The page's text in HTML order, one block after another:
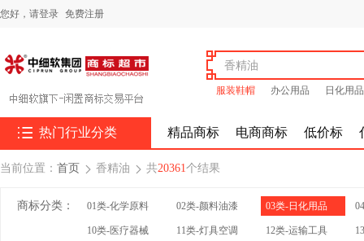
您好， 请登录 免费注册
服装鞋帽 办公用品 日化用品
 热门行业分类 精品商标 电商商标 低价标
当前位置： 首页  香精油  共20361个结果
商标分类： 01类-化学原料 02类-颜料油漆 03类-日化用品
10类-医疗器械 11类-灯具空调 12类-运输工具